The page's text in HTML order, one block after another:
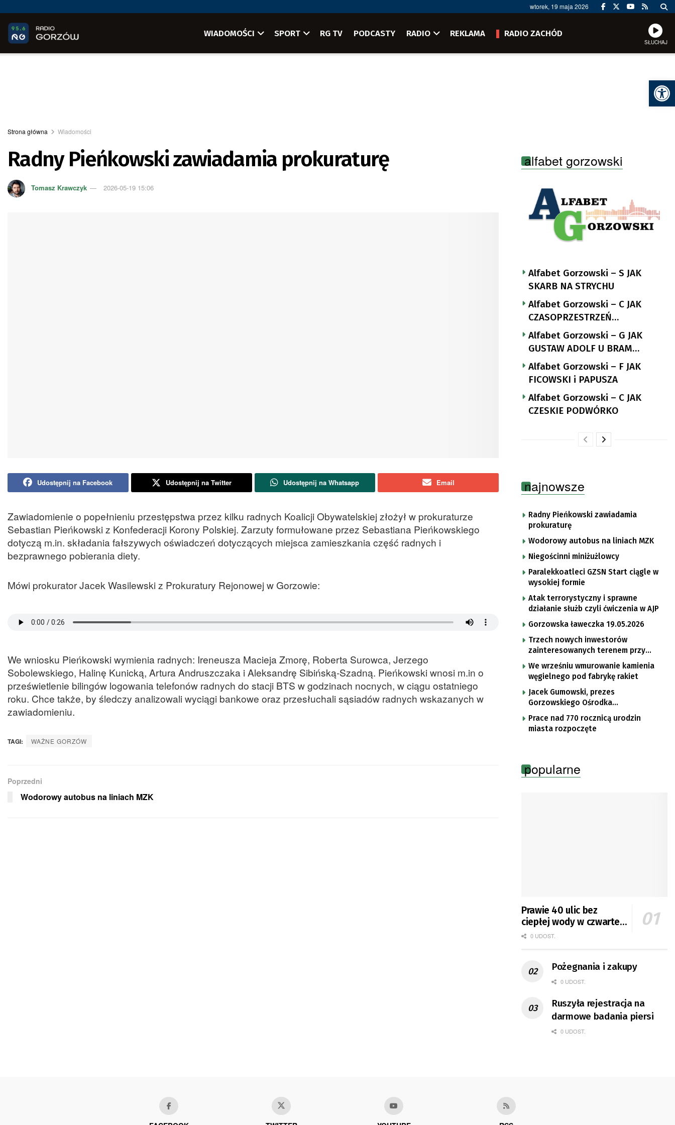
wtorek, 19 maja 2026
WIADOMOŚCI SPORT RG TV PODCASTY RADIO REKLAMA RADIO ZACHÓD
SŁUCHAJ
Strona główna Wiadomości
Radny Pieńkowski zawiadamia prokuraturę
Tomasz Krawczyk 2026-05-19 15:06
Udostępnij na Facebook Udostępnij na Twitter Udostępnij na Whatsapp Email
Zawiadomienie o popełnieniu przestępstwa przez kilku radnych Koalicji Obywatelskiej złożył w prokuraturze
Sebastian Pieńkowski z Konfederacji Korony Polskiej. Zarzuty formułowane przez Sebastiana Pieńkowskiego
dotyczą m.in. składania fałszywych oświadczeń dotyczących miejsca zamieszkania część radnych i
bezprawnego pobierania diety.
Mówi prokurator Jacek Wasilewski z Prokuratury Rejonowej w Gorzowie:
We wniosku Pieńkowski wymienia radnych: Ireneusza Macieja Zmorę, Roberta Surowca, Jerzego
Sobolewskiego, Halinę Kunicką, Artura Andruszczaka i Aleksandrę Sibińską-Szadną. Pieńkowski wnosi m.in o
prześwietlenie bilingów logowania telefonów radnych do stacji BTS w godzinach nocnych, w ciągu ostatniego
roku. Chce także, by śledczy analizowali wyciągi bankowe oraz przesłuchali sąsiadów radnych wskazanych w
zawiadomieniu.
TAGI: WAŻNE GORZÓW
Poprzedni
Wodorowy autobus na liniach MZK
alfabet gorzowski
Alfabet Gorzowski – S JAK
SKARB NA STRYCHU
Alfabet Gorzowski – C JAK
CZASOPRZESTRZEŃ
NUTTGENSA
Alfabet Gorzowski – G JAK
GUSTAW ADOLF U BRAM
LANDSBERGA
Alfabet Gorzowski – F JAK
FICOWSKI i PAPUSZA
Alfabet Gorzowski – C JAK
CZESKIE PODWÓRKO
najnowsze
Radny Pieńkowski zawiadamia
prokuraturę
Wodorowy autobus na liniach MZK
Niegościnni miniżużlowcy
Paralekkoatleci GZSN Start ciągle w
wysokiej formie
Atak terrorystyczny i sprawne
działanie służb czyli ćwiczenia w AJP
Gorzowska ławeczka 19.05.2026
Trzech nowych inwestorów
zainteresowanych terenem przy
Mironickiej
We wrześniu wmurowanie kamienia
węgielnego pod fabrykę rakiet
Jacek Gumowski, prezes
Gorzowskiego Ośrodka
Technologicznego
Prace nad 770 rocznicą urodzin
miasta rozpoczęte
popularne
Prawie 40 ulic bez
ciepłej wody w czwartek
i piątek
0 UDOST.
Pożegnania i zakupy
0 UDOST.
Ruszyła rejestracja na
darmowe badania piersi
0 UDOST.